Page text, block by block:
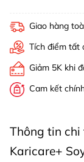
Giao hàng
Tích điểm tất
Giảm 5K khi
Cam kết
Thông tin chi
Karicare+